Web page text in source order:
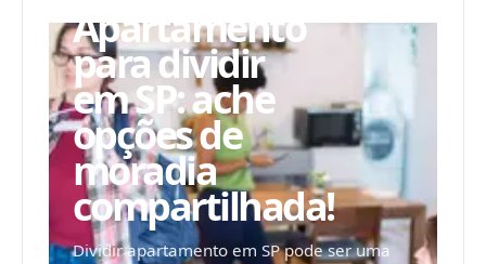
Apartamento
para dividir
em SP: ache
opções de
moradia
compartilhada!
Dividir apartamento em SP pode ser uma